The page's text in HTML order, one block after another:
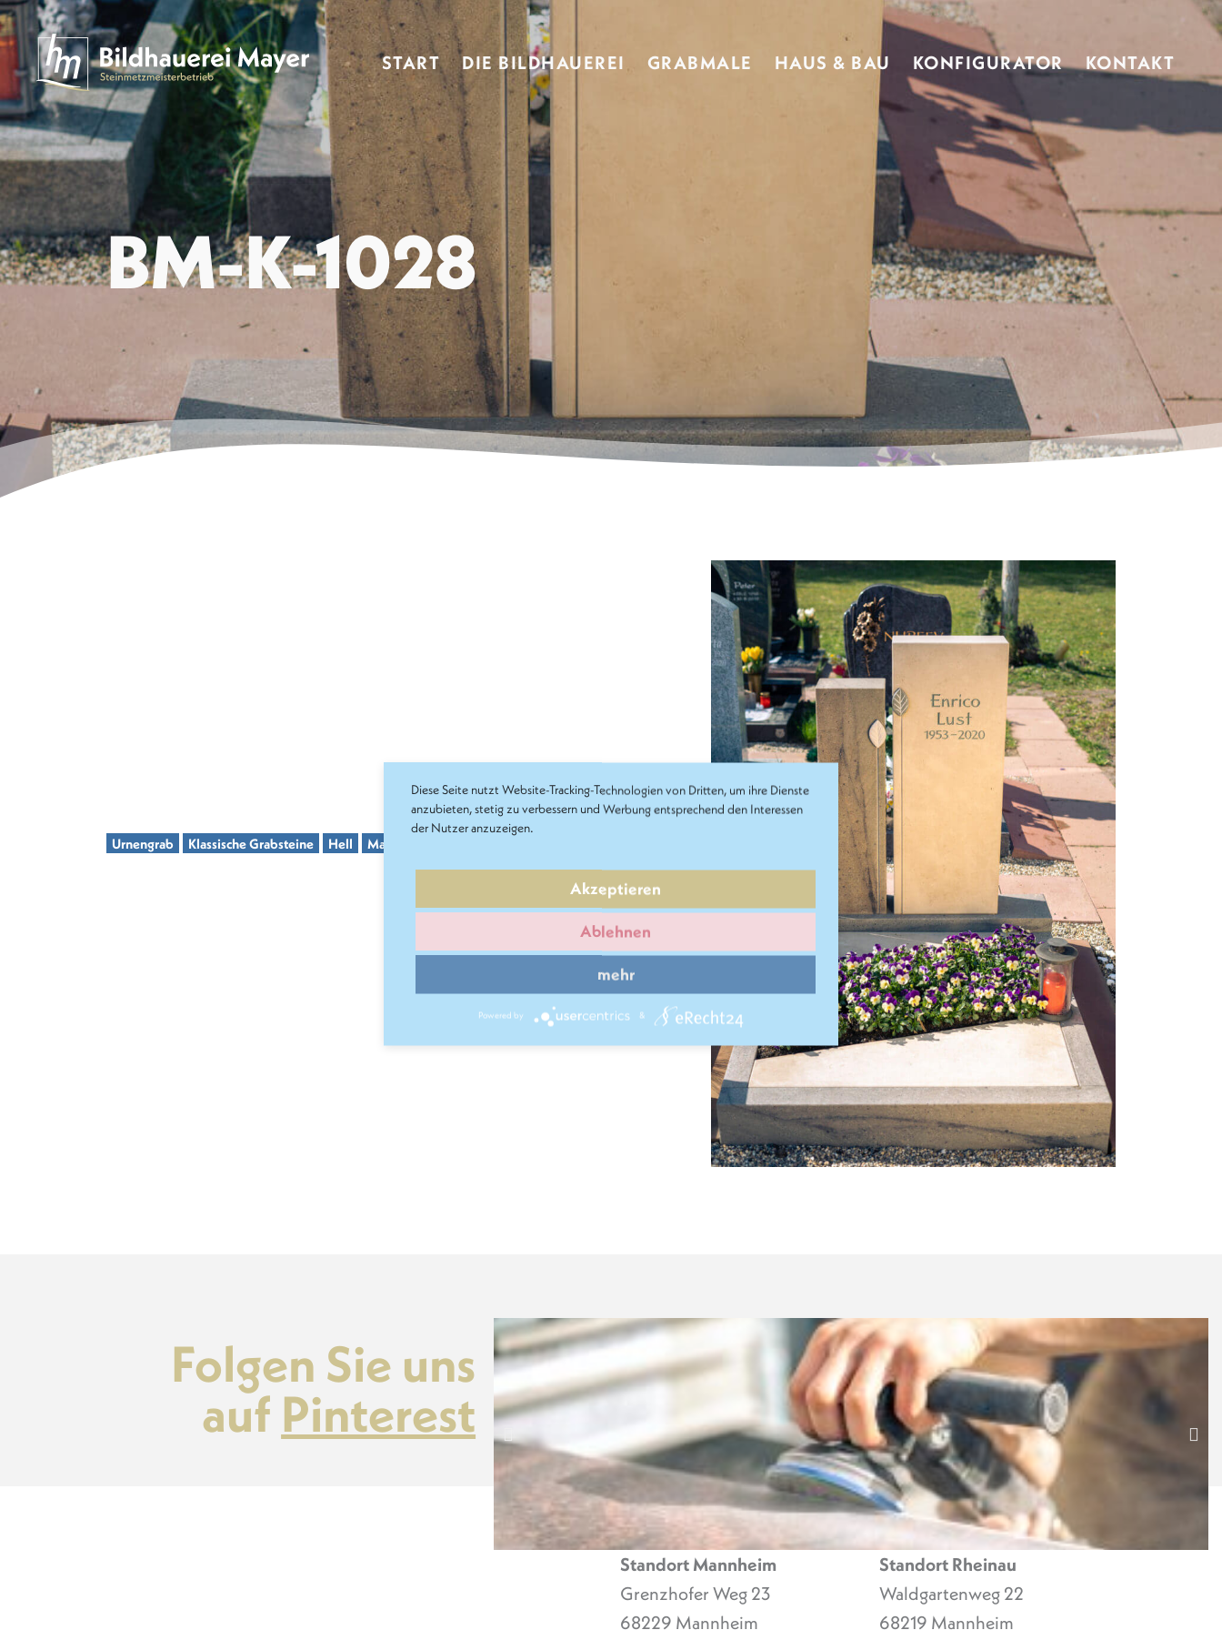
START DIE BILDHAUEREI GRABMALE HAUS & BAU KONFIGURATOR KONTAKT
BM-K-1028
Urnengrab Klassische Grabsteine Hell Marmor-Kalkstein
Folgen Sie uns
auf Pinterest
Standort Mannheim
Grenzhofer Weg 23
68229 Mannheim
Standort Rheinau
Waldgartenweg 22
68219 Mannheim
Diese Seite nutzt Website-Tracking-Technologien von Dritten, um ihre Dienste
anzubieten, stetig zu verbessern und Werbung entsprechend den Interessen
der Nutzer anzuzeigen.
Akzeptieren
Ablehnen
mehr
Powered by &